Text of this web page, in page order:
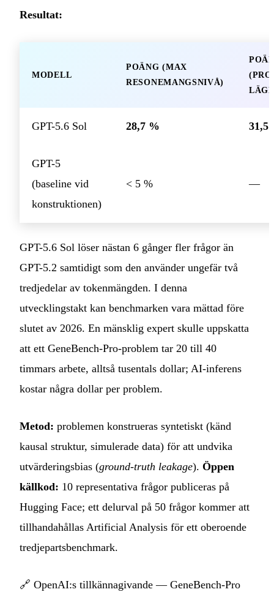
Resultat:
MODELL
POÄNG (MAX
RESONEMANGSNIVÅ)
GPT-5.6 Sol 28,7 % 31,5
GPT-5
(baseline vid
konstruktionen)
< 5 % —
GPT-5.6 Sol löser nästan 6 gånger fler frågor än
GPT-5.2 samtidigt som den använder ungefär två
tredjedelar av tokenmängden. I denna
utvecklingstakt kan benchmarken vara mättad före
slutet av 2026. En mänsklig expert skulle uppskatta
att ett GeneBench-Pro-problem tar 20 till 40
timmars arbete, alltså tusentals dollar; AI-inferens
kostar några dollar per problem.
Metod: problemen konstrueras syntetiskt (känd
kausal struktur, simulerade data) för att undvika
utvärderingsbias (ground-truth leakage). Öppen
källkod: 10 representativa frågor publiceras på
Hugging Face; ett delurval på 50 frågor kommer att
tillhandahållas Artificial Analysis för ett oberoende
tredjepartsbenchmark.
🔗 OpenAI:s tillkännagivande — GeneBench-Pro